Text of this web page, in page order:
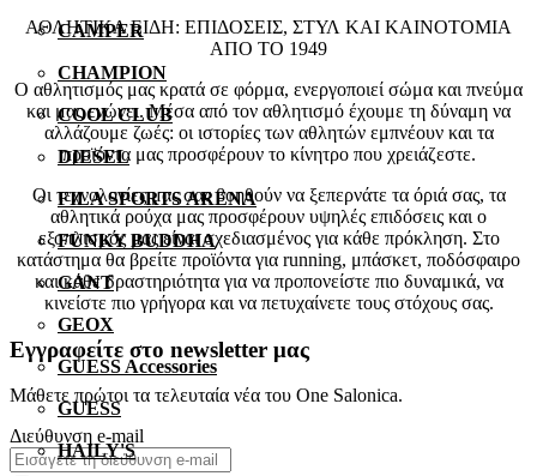
CAMPER
CHAMPION
COOL CLUB
DIESEL
FILA SPORTS ARENA
FUNKY BUDDHA
GANT
GEOX
GUESS Accessories
GUESS
HAILY'S
ΑΘΛΗΤΙΚΑ ΕΙΔΗ: ΕΠΙΔΟΣΕΙΣ, ΣΤΥΛ ΚΑΙ ΚΑΙΝΟΤΟΜΙΑ
ΑΠΟ ΤΟ 1949
Ο αθλητισμός μας κρατά σε φόρμα, ενεργοποιεί σώμα και πνεύμα
και μας ενώνει. Μέσα από τον αθλητισμό έχουμε τη δύναμη να
αλλάζουμε ζωές: οι ιστορίες των αθλητών εμπνέουν και τα
προϊόντα μας προσφέρουν το κίνητρο που χρειάζεστε.
Οι τεχνολογίες μας σας βοηθούν να ξεπερνάτε τα όριά σας, τα
αθλητικά ρούχα μας προσφέρουν υψηλές επιδόσεις και ο
εξοπλισμός μας είναι σχεδιασμένος για κάθε πρόκληση. Στο
κατάστημα θα βρείτε προϊόντα για running, μπάσκετ, ποδόσφαιρο
και κάθε δραστηριότητα για να προπονείστε πιο δυναμικά, να
κινείστε πιο γρήγορα και να πετυχαίνετε τους στόχους σας.
Εγγραφείτε στο newsletter μας
Μάθετε πρώτοι τα τελευταία νέα του One Salonica.
Διεύθυνση e-mail